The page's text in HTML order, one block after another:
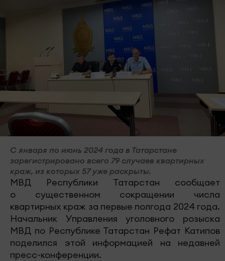
С января по июнь 2024 года в Татарстане
зарегистрировано всего 79 случаев квартирных
краж, из которых 57 уже раскрыты.
МВД Республики Татарстан сообщает
о существенном сокращении числа
квартирных краж за первые полгода 2024 года.
Начальник Управления уголовного розыска
МВД по Республике Татарстан Рефат Катипов
поделился этой информацией на недавней
пресс-конференции.